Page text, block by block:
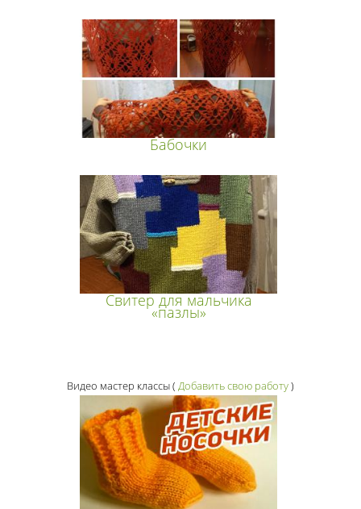
Бабочки
Свитер для мальчика
«пазлы»
Видео мастер классы( Добавить свою работу)